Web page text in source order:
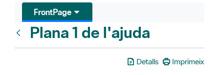
FrontPage
Plana 1 de l'ajuda
Detalls
Imprimeix